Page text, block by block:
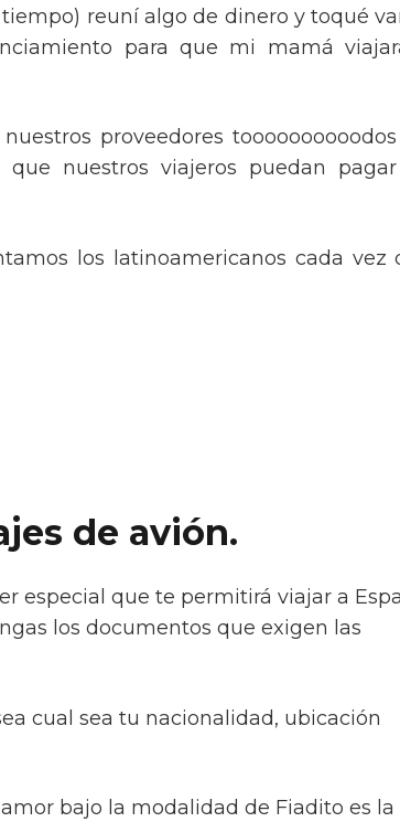
reuní algo de dinero y toqué
para que mi mamá
proveedores
nuestros viajeros puedan
los latinoamericanos cada vez
de avión.
especial que te permitirá viajar a
los documentos que exigen las
cual sea tu nacionalidad, ubicación
bajo la modalidad de Fiadito es la